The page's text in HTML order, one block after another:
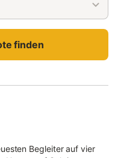
finden
Begleiter auf vier